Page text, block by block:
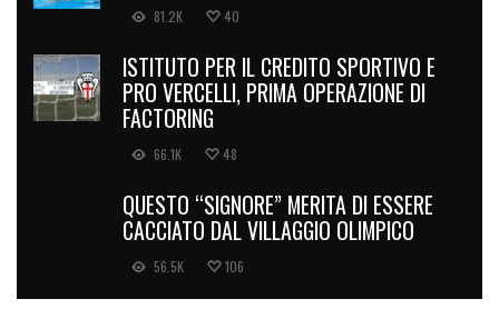
81.2K 40
ISTITUTO PER IL CREDITO SPORTIVO E
PRO VERCELLI, PRIMA OPERAZIONE DI
FACTORING
66.1K 48
QUESTO “SIGNORE” MERITA DI ESSERE
CACCIATO DAL VILLAGGIO OLIMPICO
56.5K 106